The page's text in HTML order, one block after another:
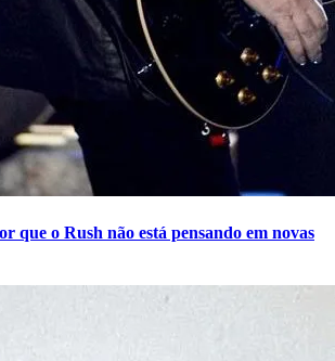
que o Rush não está pensando em novas